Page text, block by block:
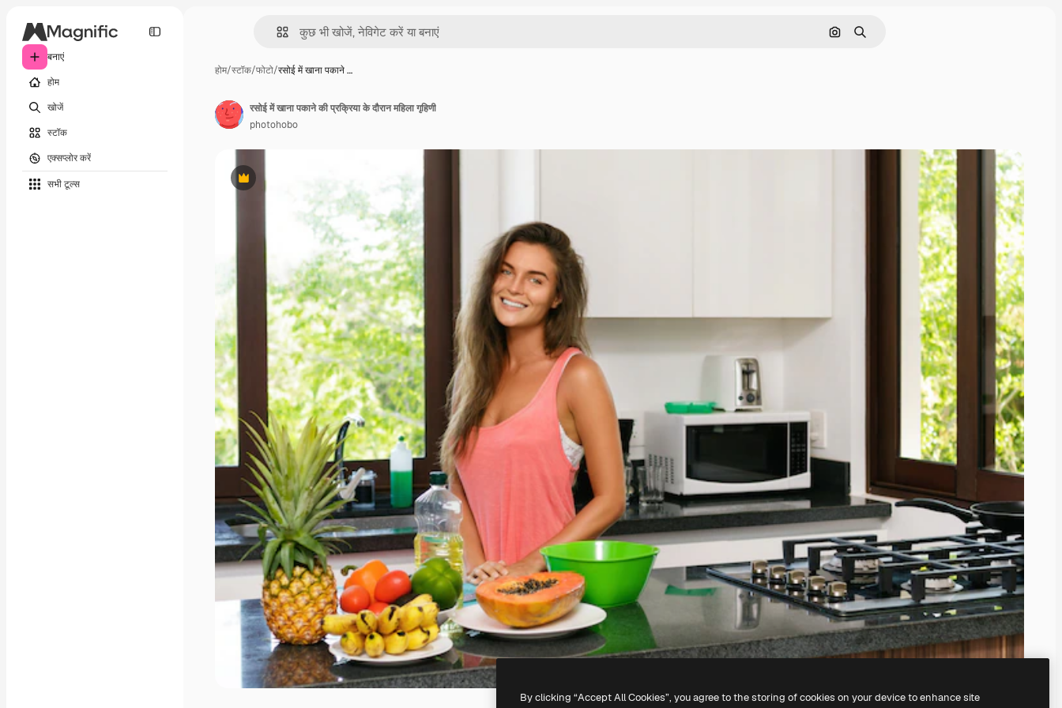
बनाएं
होम
खोजें
स्टॉक
एक्सप्लोर करें
सभी टूल्‍स
इमेज से खोजें
खोजें
होम/स्टॉक/फोटो/रसोई में खाना पकाने …
Premium
रसोई में खाना पकाने की प्रक्रिया के दौरान महिला गृहिणी
photohobo
By clicking “Accept All Cookies”, you agree to the storing of cookies on your device to enhance site